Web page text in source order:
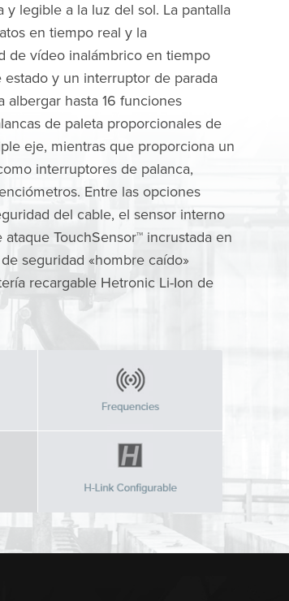
y legible a la luz del sol. La pantalla
en tiempo real y la
de vídeo inalámbrico en tiempo
y un interruptor de parada
albergar hasta 16 funciones
de paleta proporcionales de
eje, mientras que proporciona un
interruptores de palanca,
Entre las opciones
del cable, el sensor interno
TouchSensor™ incrustada en
seguridad «hombre caído»
recargable Hetronic Li-Ion de